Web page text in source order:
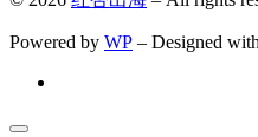
Powered by WP – Designed